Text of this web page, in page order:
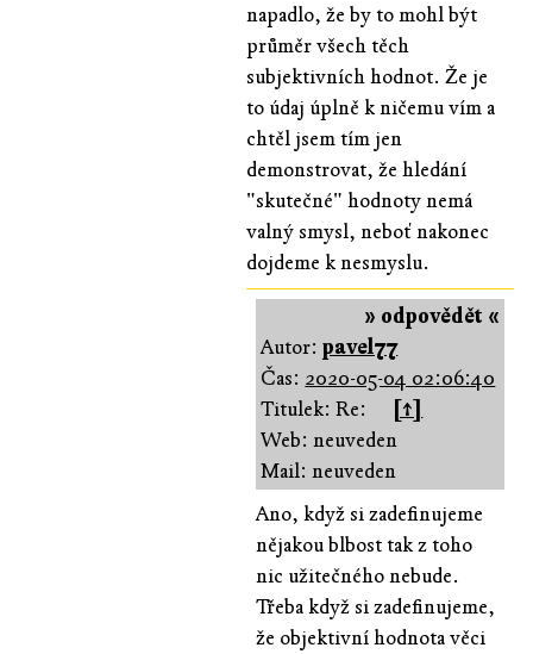
napadlo, že by to mohl být
průměr všech těch
subjektivních hodnot. Že je
to údaj úplně k ničemu vím a
chtěl jsem tím jen
demonstrovat, že hledání
"skutečné" hodnoty nemá
valný smysl, neboť nakonec
dojdeme k nesmyslu.
» odpovědět «
Autor:pavel77
Čas: 2020-05-04 02:06:40
Titulek: Re:
[↑]
Web: neuveden
Mail: neuveden
Ano, když si zadefinujeme
nějakou blbost tak z toho
nic užitečného nebude.
Třeba když si zadefinujeme,
že objektivní hodnota věci